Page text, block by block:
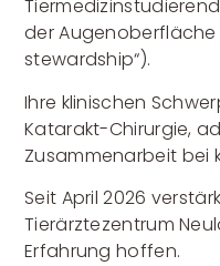
der Augenoberfläche
stewardship“).
Ihre klinischen
Katarakt-Chirurgie,
Zusammenarbeit bei
Seit April 2026
Tierärztezentrum
Erfahrung hoffen.